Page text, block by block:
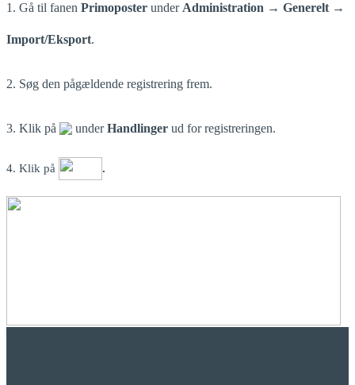
1. Gå til fanen Primoposter underAdministration → Generelt →
Import/Eksport.
2. Søg den pågældende registrering frem.
3. Klik på underHandlinger ud for registreringen.
4. Klik på .